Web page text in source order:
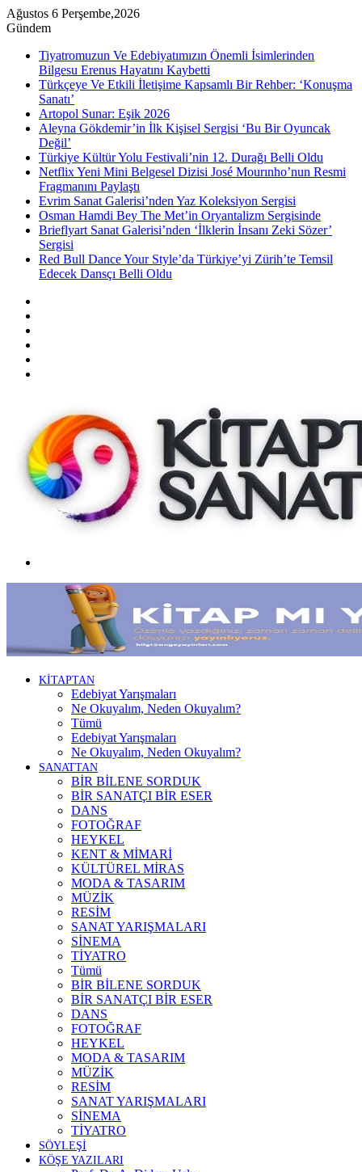
Ağustos 6 Perşembe,2026
Gündem
Tiyatromuzun Ve Edebiyatımızın Önemli İsimlerinden
Bilgesu Erenus Hayatını Kaybetti
Türkçeye Ve Etkili İletişime Kapsamlı Bir Rehber: ‘Konuşma
Sanatı’
Artopol Sunar: Eşik 2026
Aleyna Gökdemir’in İlk Kişisel Sergisi ‘Bu Bir Oyuncak
Değil’
Türkiye Kültür Yolu Festivali’nin 12. Durağı Belli Oldu
Netflix Yeni Mini Belgesel Dizisi José Mourınho’nun Resmi
Fragmanını Paylaştı
Evrim Sanat Galerisi’nden Yaz Koleksiyon Sergisi
Osman Hamdi Bey The Met’in Oryantalizm Sergisinde
Brieflyart Sanat Galerisi’nden ‘İlklerin İnsanı Zeki Sözer’
Sergisi
Red Bull Dance Your Style’da Türkiye’yi Zürih’te Temsil
Edecek Dansçı Belli Oldu
KİTAPTAN
Edebiyat Yarışmaları
Ne Okuyalım, Neden Okuyalım?
Tümü
Edebiyat Yarışmaları
Ne Okuyalım, Neden Okuyalım?
SANATTAN
BİR BİLENE SORDUK
BİR SANATÇI BİR ESER
DANS
FOTOĞRAF
HEYKEL
KENT & MİMARİ
KÜLTÜREL MİRAS
MODA & TASARIM
MÜZİK
RESİM
SANAT YARIŞMALARI
SİNEMA
TİYATRO
Tümü
BİR BİLENE SORDUK
BİR SANATÇI BİR ESER
DANS
FOTOĞRAF
HEYKEL
MODA & TASARIM
MÜZİK
RESİM
SANAT YARIŞMALARI
SİNEMA
TİYATRO
SÖYLEŞİ
KÖŞE YAZILARI